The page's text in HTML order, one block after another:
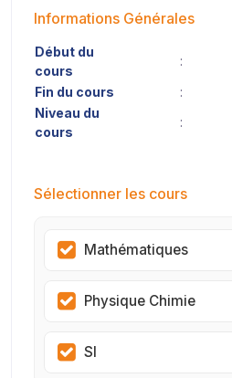
Informations Générales
Début du
cours
:
Fin du cours
:
Niveau du
cours
:
Sélectionner les cours
Mathématiques
Physique Chimie
SI